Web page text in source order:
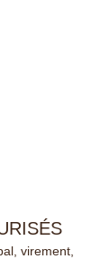
virement,